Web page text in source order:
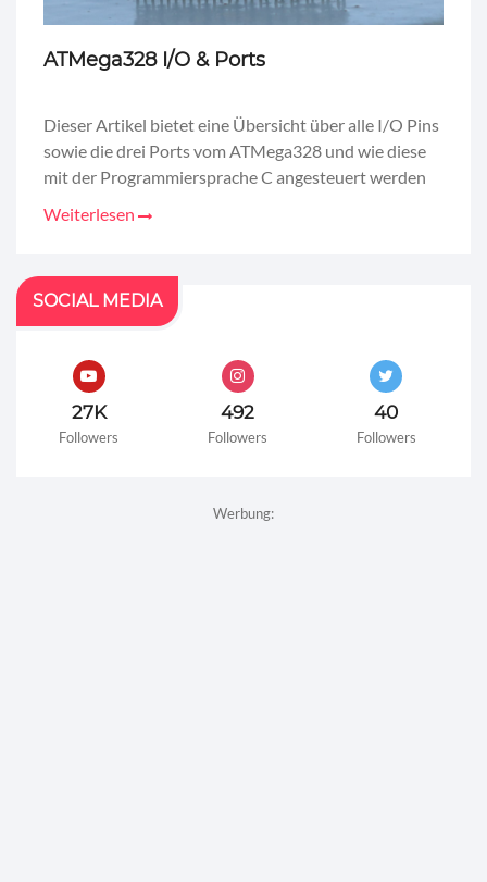
ATMega328 I/O & Ports
Dieser Artikel bietet eine Übersicht über alle I/O Pins
sowie die drei Ports vom ATMega328 und wie diese
mit der Programmiersprache C angesteuert werden
Weiterlesen
SOCIAL MEDIA
27K
Followers
492
Followers
40
Followers
Werbung: